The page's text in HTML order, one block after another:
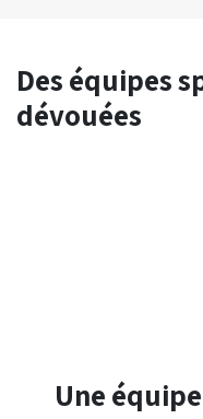
Des équipes
dévouées
Une